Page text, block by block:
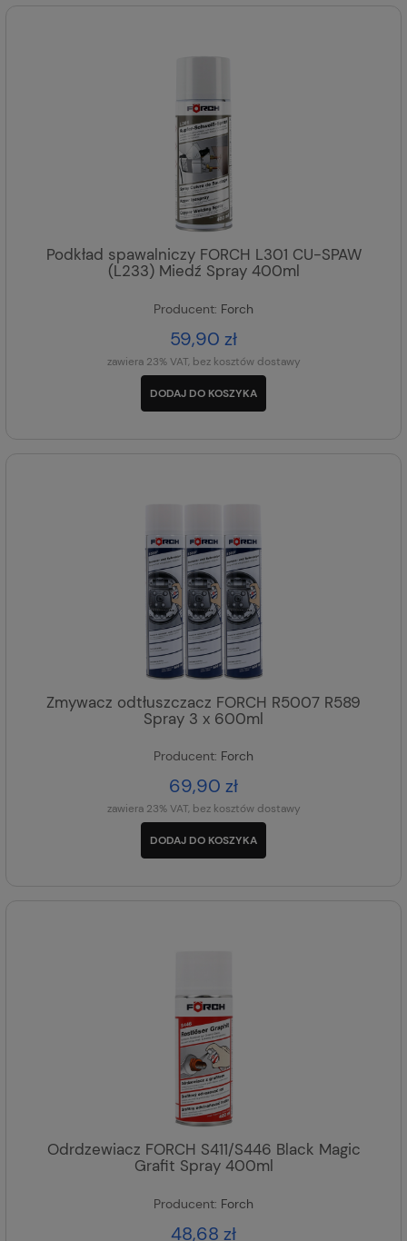
Podkład spawalniczy FORCH L301 CU-SPAW
(L233) Miedź Spray 400ml
Producent: Forch
59,90 zł
zawiera 23% VAT, bez kosztów dostawy
DODAJ DO KOSZYKA
Zmywacz odtłuszczacz FORCH R5007 R589
Spray 3 x 600ml
Producent: Forch
69,90 zł
zawiera 23% VAT, bez kosztów dostawy
DODAJ DO KOSZYKA
Odrdzewiacz FORCH S411/S446 Black Magic
Grafit Spray 400ml
Producent: Forch
48,68 zł